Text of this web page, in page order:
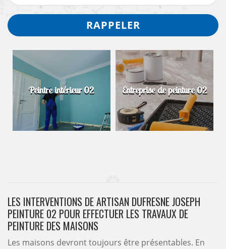
Peintre intérieur 02 Entreprise de peinture 02
LES INTERVENTIONS DE ARTISAN DUFRESNE JOSEPH
PEINTURE 02 POUR EFFECTUER LES TRAVAUX DE
PEINTURE DES MAISONS
Les maisons devront toujours être présentables. En